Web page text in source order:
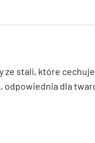
stali, które cechuje
dla